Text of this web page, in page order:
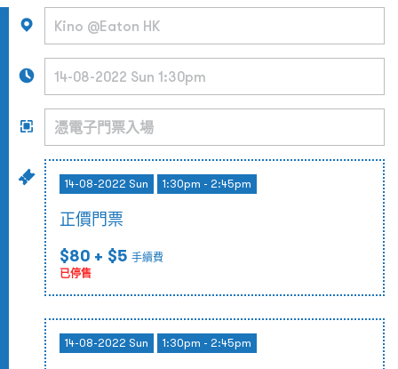
14-08-2022 Sun 1:30pm - 2:45pm
正價門票
$80 + $5 手續費
已停售
14-08-2022 Sun 1:30pm - 2:45pm